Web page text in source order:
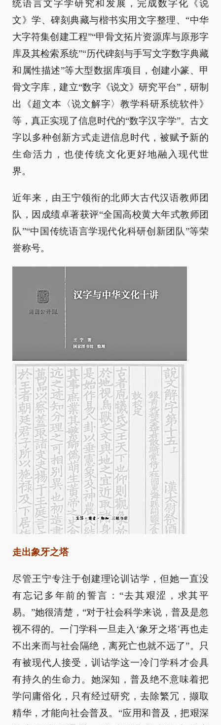
统语言文字学研究和发展，完成数字化《说
文》学、碑刻典藏与楷书实用文字整理、“中华
大字符集创建工程”“甲骨文拓片资源库与原形字
库及其检索系统”“历代碑刻与手写文字数字典藏
和属性描述”等大型数据库项目，创建小篆、甲
骨文字库，建立“数字《说文》研究平台”，研制
出《超文本〈说文解字〉教学科研系统软件》
等，真正实现了信息时代的“数字汉字学”。古文
字以多种创新方式走进信息时代，被赋予新的
生命活力，也使传统文化更好地融入现代世
界。
近年来，由王宁领衔的北师大古代汉语教师团
队，因成绩卓著获评“全国高校黄大年式教师团
队”“中国传统语言学现代化科研创新团队”等荣
誉称号。
走出象牙之塔
尽管王宁专注于创建理论训诂学，但她一直没
有忘记多年前的誓言：“去其艰涩，求其平
易。”她很清楚，“对于社会科学来说，普及是忽
视不得的。一门学科一旦走入‘象牙之塔’再也走
不出来而与社会隔绝，离死亡也就不远了”。只
有被现代人接受，训诂学这一冷门学科才会具
有持久的生命力。她深知，普及绝不意味着把
学问庸俗化，只有经过研究，去除繁冗，撷取
精华，才能向社会普及。“应用和普及，把艰深